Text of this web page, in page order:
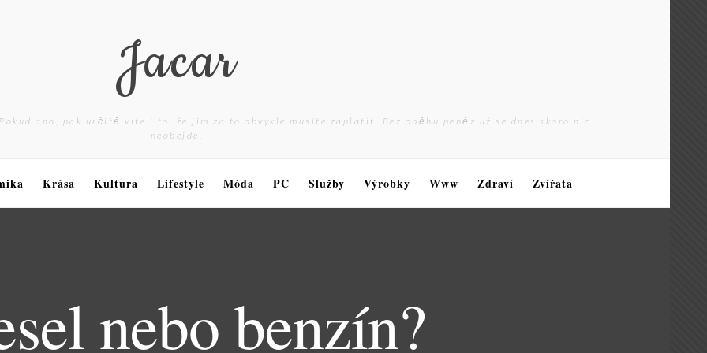
Jacar
ano, pak určitě víte i to, že jim za to obvykle musíte zaplatit. Bez oběhu peněz už se dnes skoro nic
neobejde.
Krása Kultura Lifestyle Móda PC Služby Výrobky Www Zdraví Zvířata
nebo benzín?